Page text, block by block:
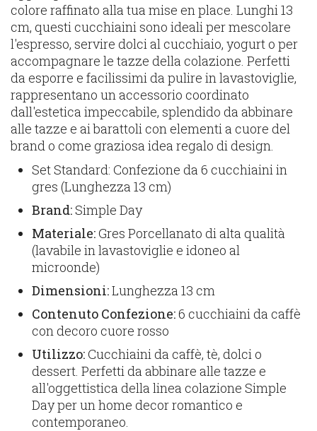
colore raffinato alla tua mise en place. Lunghi 13
cm, questi cucchiaini sono ideali per mescolare
l'espresso, servire dolci al cucchiaio, yogurt o per
accompagnare le tazze della colazione. Perfetti
da esporre e facilissimi da pulire in lavastoviglie,
rappresentano un accessorio coordinato
dall'estetica impeccabile, splendido da abbinare
alle tazze e ai barattoli con elementi a cuore del
brand o come graziosa idea regalo di design.
Set Standard: Confezione da 6 cucchiaini in
gres (Lunghezza 13 cm)
Brand:Simple Day
Materiale:Gres Porcellanato di alta qualità
(lavabile in lavastoviglie e idoneo al
microonde)
Dimensioni:Lunghezza 13 cm
Contenuto Confezione:6 cucchiaini da caffè
con decoro cuore rosso
Utilizzo:Cucchiaini da caffè, tè, dolci o
dessert. Perfetti da abbinare alle tazze e
all'oggettistica della linea colazione Simple
Day per un home decor romantico e
contemporaneo.